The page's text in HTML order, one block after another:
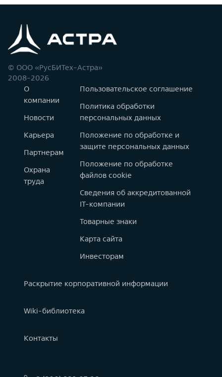
© ООО «РусБИТех-Астра»
2008-2026
О
компании
Новости
Карьера
Партнерам
Охрана
труда
Пользовательское соглашение
Политика обработки
персональных данных
Положение по обработке и
защите персональных данных
Положение по обработке
файлов cookie
Сведения об аккредитованной
IT-компании
Товарные знаки
Карта сайта
Инвесторам
Раскрытие корпоративной информации
Wiki-библиотека
Контакты